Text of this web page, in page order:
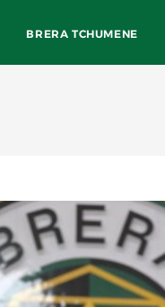
BRERA TCHUMENE